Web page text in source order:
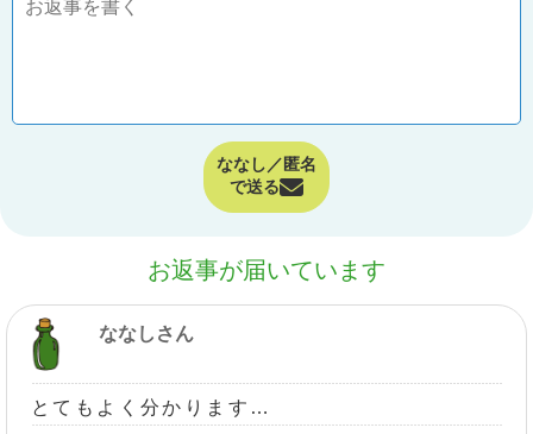
ななし／匿名
で送る
お返事が届いています
ななしさん
とてもよく分かります…